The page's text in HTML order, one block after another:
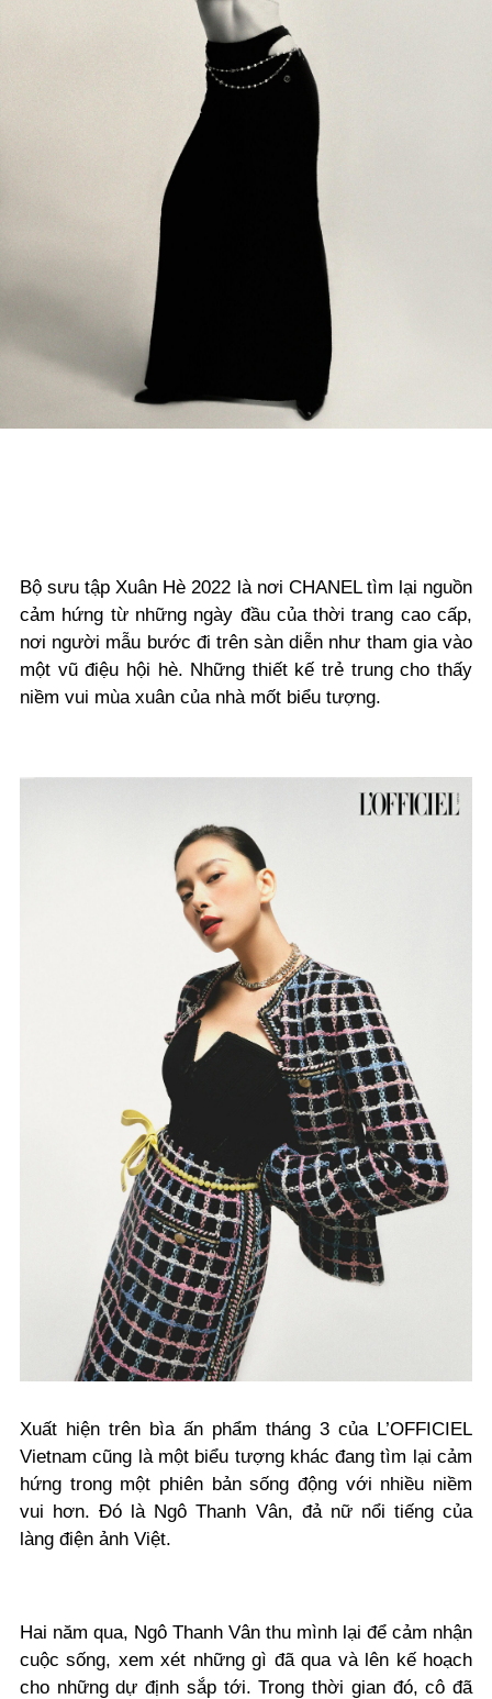
Bộ sưu tập Xuân Hè 2022 là nơi CHANEL tìm lại nguồn
cảm hứng từ những ngày đầu của thời trang cao cấp,
nơi người mẫu bước đi trên sàn diễn như tham gia vào
một vũ điệu hội hè. Những thiết kế trẻ trung cho thấy
niềm vui mùa xuân của nhà mốt biểu tượng.
Xuất hiện trên bìa ấn phẩm tháng 3 của L’OFFICIEL
Vietnam cũng là một biểu tượng khác đang tìm lại cảm
hứng trong một phiên bản sống động với nhiều niềm
vui hơn. Đó là Ngô Thanh Vân, đả nữ nổi tiếng của
làng điện ảnh Việt.
Hai năm qua, Ngô Thanh Vân thu mình lại để cảm nhận
cuộc sống, xem xét những gì đã qua và lên kế hoạch
cho những dự định sắp tới. Trong thời gian đó, cô đã